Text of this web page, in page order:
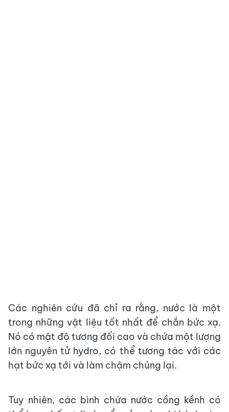
Các nghiên cứu đã chỉ ra rằng, nước là một
trong những vật liệu tốt nhất để chắn bức xạ.
Nó có mật độ tương đối cao và chứa một lượng
lớn nguyên tử hydro, có thể tương tác với các
hạt bức xạ tới và làm chậm chúng lại.
Tuy nhiên, các bình chứa nước cồng kềnh có